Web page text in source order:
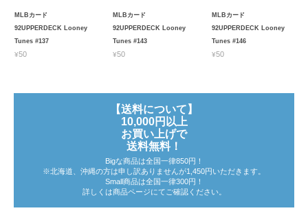
MLBカード
92UPPERDECK Looney
Tunes #137
¥50
MLBカード
92UPPERDECK Looney
Tunes #143
¥50
MLBカード
92UPPERDECK Looney
Tunes #146
¥50
【送料について】
10,000円以上
お買い上げで
送料無料！
Bigな商品は全国一律850円！
※北海道、沖縄の方は申し訳ありませんが1,450円いただきます。
Small商品は全国一律300円！
詳しくは商品ページにてご確認ください。